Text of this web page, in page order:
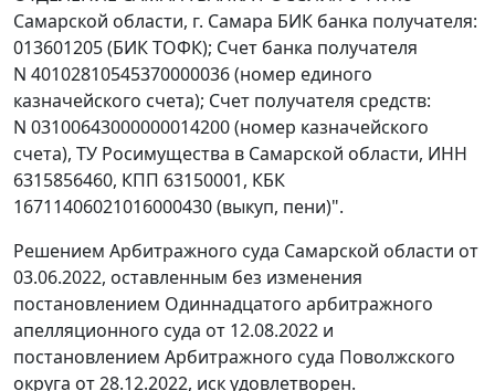
Самарской области, г. Самара БИК банка получателя:
013601205 (БИК ТОФК); Счет банка получателя
N 40102810545370000036 (номер единого
казначейского счета); Счет получателя средств:
N 03100643000000014200 (номер казначейского
счета), ТУ Росимущества в Самарской области, ИНН
6315856460, КПП 63150001, КБК
16711406021016000430 (выкуп, пени)".
Решением Арбитражного суда Самарской области от
03.06.2022, оставленным без изменения
постановлением Одиннадцатого арбитражного
апелляционного суда от 12.08.2022 и
постановлением Арбитражного суда Поволжского
округа от 28.12.2022, иск удовлетворен.